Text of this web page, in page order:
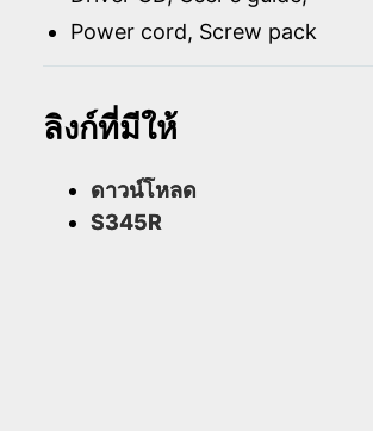
Power cord, Screw pack
ลิงก์ที่มีให้
ดาวน์โหลด
S345R